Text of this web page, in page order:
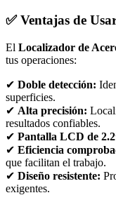
✅ Ventajas de
El Localizador de
tus operaciones:
✔ Doble detección:
superficies.
✔ Alta precisión:
resultados confiables.
✔ Pantalla LCD de
✔ Eficiencia
que facilitan el trabajo.
✔ Diseño resistente:
exigentes.